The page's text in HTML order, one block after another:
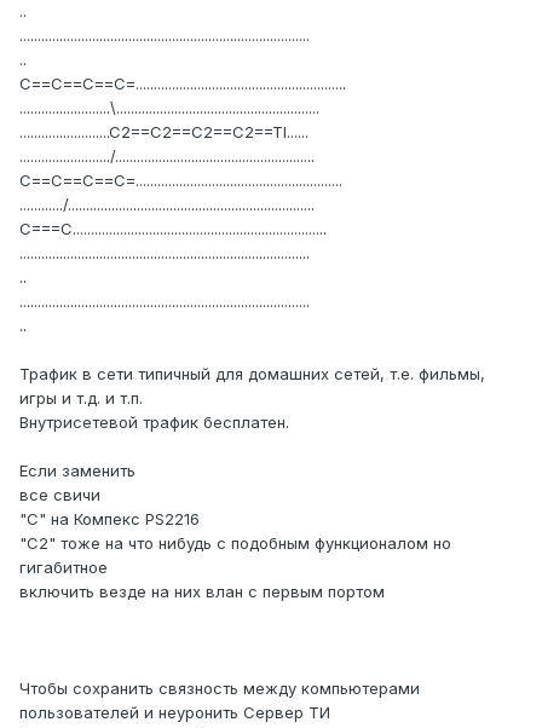
..
................................................................................
..
С==С==С==С=..........................................................
.........................\........................................................
.........................C2==C2==C2==C2==TI......
........................./.......................................................
С==С==С==С=.........................................................
............/....................................................................
C===C......................................................................
................................................................................
..
................................................................................
..
Трафик в сети типичный для домашних сетей, т.е. фильмы,
игры и т.д. и т.п.
Внутрисетевой трафик бесплатен.
Если заменить
все свичи
"С" на Компекс PS2216
"С2" тоже на что нибудь с подобным функционалом но
гигабитное
включить везде на них влан с первым портом
Чтобы сохранить связность между компьютерами
пользователей и неуронить Сервер ТИ